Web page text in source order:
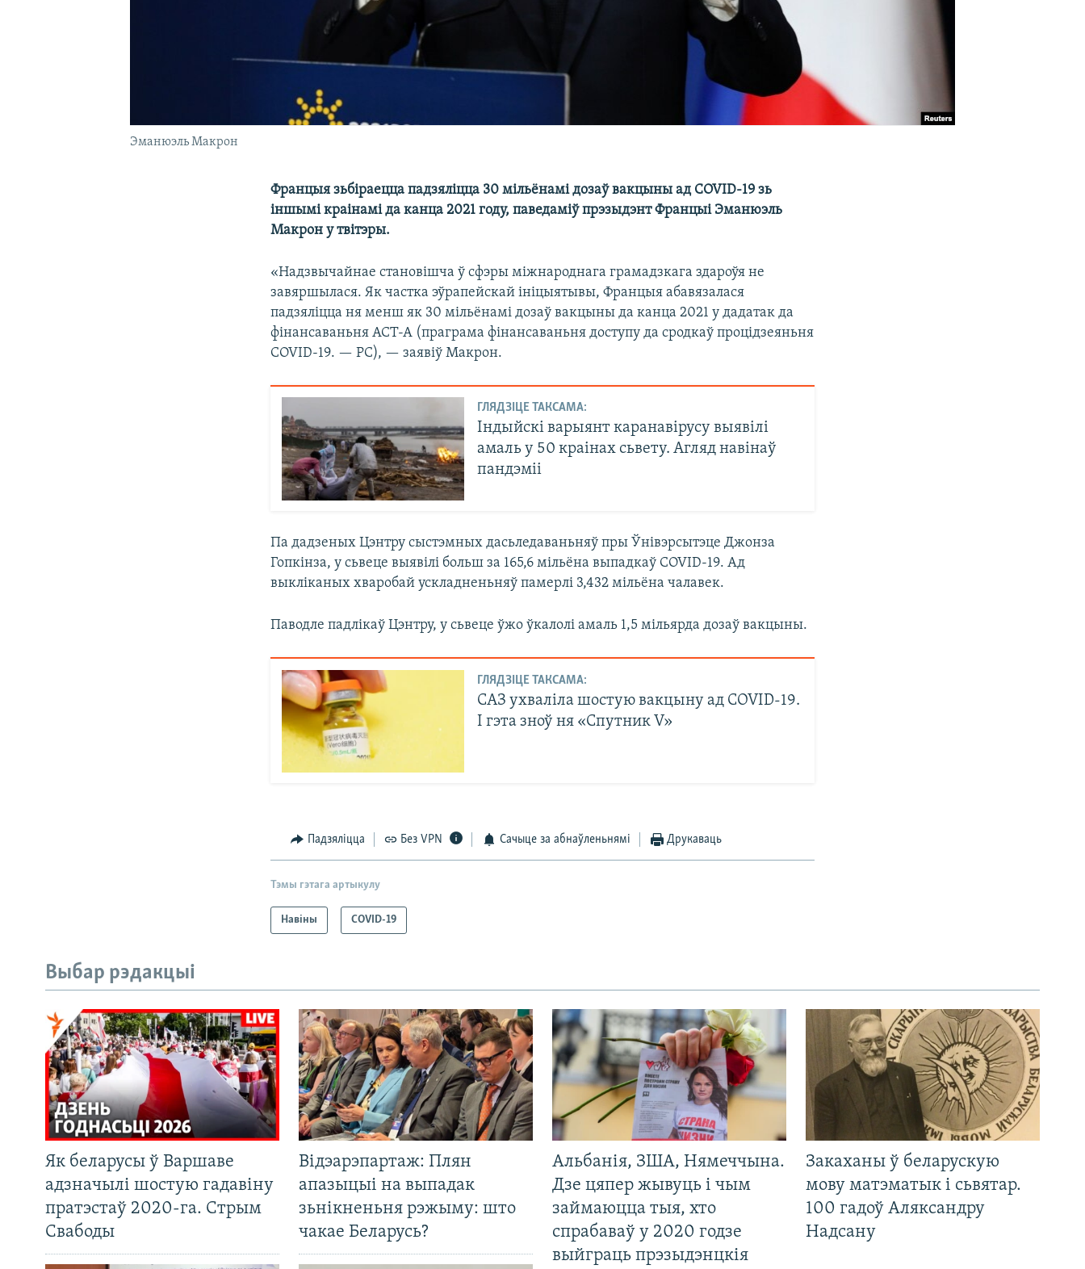
Эманюэль Макрон
Францыя зьбіраецца падзяліцца 30 мільёнамі дозаў вакцыны ад COVID-19 зь
іншымі краінамі да канца 2021 году, паведаміў прэзыдэнт Францыі Эманюэль
Макрон у твітэры.
«Надзвычайнае становішча ў сфэры міжнароднага грамадзкага здароўя не
завяршылася. Як частка эўрапейскай ініцыятывы, Францыя абавязалася
падзяліцца ня менш як 30 мільёнамі дозаў вакцыны да канца 2021 у дадатак да
фінансаваньня ACT-A (праграма фінансаваньня доступу да сродкаў процідзеяньня
COVID-19. — РС), — заявіў Макрон.
ГЛЯДЗІЦЕ ТАКСАМА:
Індыйскі варыянт каранавірусу выявілі
амаль у 50 краінах сьвету. Агляд навінаў
пандэміі
Па дадзеных Цэнтру сыстэмных дасьледаваньняў пры Ўнівэрсытэце Джонза
Гопкінза, у сьвеце выявілі больш за 165,6 мільёна выпадкаў COVID-19. Ад
выкліканых хваробай ускладненьняў памерлі 3,432 мільёна чалавек.
Паводле падлікаў Цэнтру, у сьвеце ўжо ўкалолі амаль 1,5 мільярда дозаў вакцыны.
ГЛЯДЗІЦЕ ТАКСАМА:
САЗ ухваліла шостую вакцыну ад COVID-19.
І гэта зноў ня «Спутник V»
Падзяліцца Без VPN Сачыце за абнаўленьнямі Друкаваць
Тэмы гэтага артыкулу
Навіны COVID-19
Выбар рэдакцыі
Як беларусы ў Варшаве
адзначылі шостую гадавіну
пратэстаў 2020-га. Стрым
Свабоды
Відэарэпартаж: Плян
апазыцыі на выпадак
зьнікненьня рэжыму: што
чакае Беларусь?
Альбанія, ЗША, Нямеччына.
Дзе цяпер жывуць і чым
займаюцца тыя, хто
спрабаваў у 2020 годзе
выйграць прэзыдэнцкія
Закаханы ў беларускую
мову матэматык і сьвятар.
100 гадоў Аляксандру
Надсану